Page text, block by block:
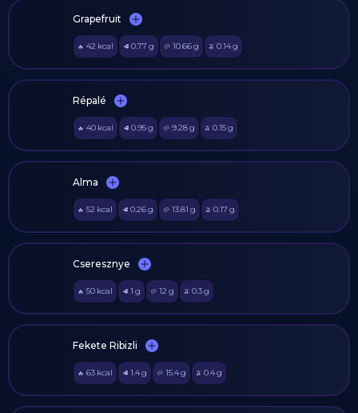
Grapefruit
🔥 42 kcal 🥩 0.77 g 🥔 10.66g 🫒 0.14g
Répalé
🔥 40 kcal 🥩 0.95g 🥔 9.28g 🫒 0.15g
Alma
🔥 52 kcal 🥩 0.26g 🥔 13.81 g 🫒 0.17 g
Cseresznye
🔥 50 kcal 🥩 1 g 🥔 12 g 🫒 0.3g
Fekete Ribizli
🔥 63 kcal 🥩 1.4g 🥔 15.4g 🫒 0.4g